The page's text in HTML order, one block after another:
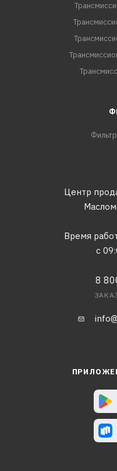
Центр
Время
с
8